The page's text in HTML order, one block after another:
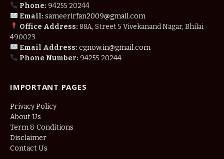
Phone: 94255 20244
Email: sameerirfan2009@gmail.com
Office Address: 88A, Street 5 Vivekanand Nagar, Bhilai
490023
Email Address: cgnow.in@gmail.com
Phone Number: 94255 20244
IMPORTANT PAGES
Privacy Policy
About Us
Term & Conditions
Disclaimer
Contact Us